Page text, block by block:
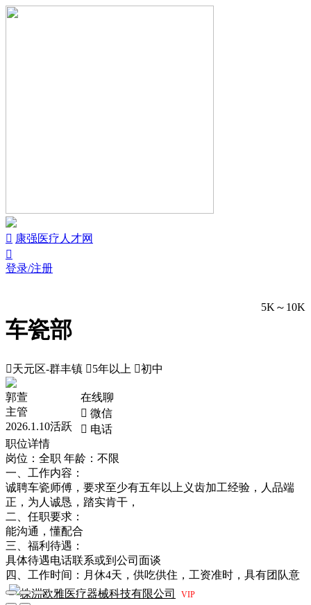
 康强医疗人才网

登录/注册
车瓷部
5K～10K
天元区-群丰镇 5年以上 初中
郭萱
主管
2026.1.10活跃
在线聊
 微信
 电话
职位详情
岗位：全职 年龄：不限
一、工作内容：
诚聘车瓷师傅，要求至少有五年以上义齿加工经验，人品端
正，为人诚恳，踏实肯干，
二、任职要求：
能沟通，懂配合
三、福利待遇：
具体待遇电话联系或到公司面谈
四、工作时间：月休4天，供吃供住，工资准时，具有团队意
株洲欧雅医疗器械科技有限公司
VIP